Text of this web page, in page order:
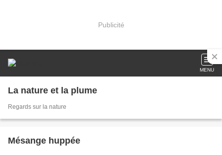
Publicité
MENU
La nature et la plume
Regards sur la nature
Mésange huppée